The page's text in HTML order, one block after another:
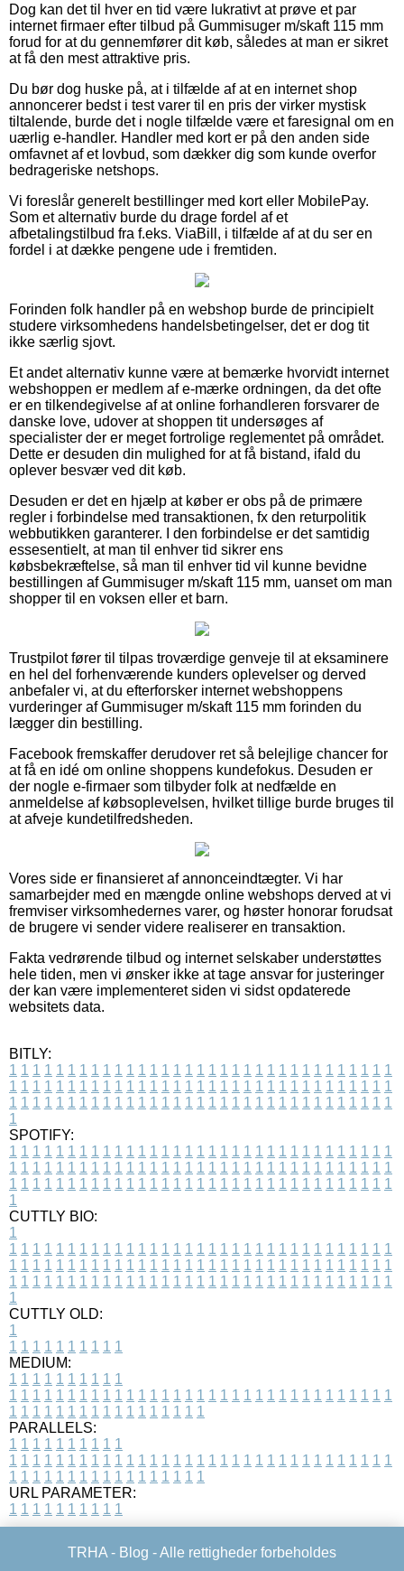
Dog kan det til hver en tid være lukrativt at prøve et par
internet firmaer efter tilbud på Gummisuger m/skaft 115 mm
forud for at du gennemfører dit køb, således at man er sikret
at få den mest attraktive pris.
Du bør dog huske på, at i tilfælde af at en internet shop
annoncerer bedst i test varer til en pris der virker mystisk
tiltalende, burde det i nogle tilfælde være et faresignal om en
uærlig e-handler. Handler med kort er på den anden side
omfavnet af et lovbud, som dækker dig som kunde overfor
bedrageriske netshops.
Vi foreslår generelt bestillinger med kort eller MobilePay.
Som et alternativ burde du drage fordel af et
afbetalingstilbud fra f.eks. ViaBill, i tilfælde af at du ser en
fordel i at dække pengene ude i fremtiden.
Forinden folk handler på en webshop burde de principielt
studere virksomhedens handelsbetingelser, det er dog tit
ikke særlig sjovt.
Et andet alternativ kunne være at bemærke hvorvidt internet
webshoppen er medlem af e-mærke ordningen, da det ofte
er en tilkendegivelse af at online forhandleren forsvarer de
danske love, udover at shoppen tit undersøges af
specialister der er meget fortrolige reglementet på området.
Dette er desuden din mulighed for at få bistand, ifald du
oplever besvær ved dit køb.
Desuden er det en hjælp at køber er obs på de primære
regler i forbindelse med transaktionen, fx den returpolitik
webbutikken garanterer. I den forbindelse er det samtidig
essesentielt, at man til enhver tid sikrer ens
købsbekræftelse, så man til enhver tid vil kunne bevidne
bestillingen af Gummisuger m/skaft 115 mm, uanset om man
shopper til en voksen eller et barn.
Trustpilot fører til tilpas troværdige genveje til at eksaminere
en hel del forhenværende kunders oplevelser og derved
anbefaler vi, at du efterforsker internet webshoppens
vurderinger af Gummisuger m/skaft 115 mm forinden du
lægger din bestilling.
Facebook fremskaffer derudover ret så belejlige chancer for
at få en idé om online shoppens kundefokus. Desuden er
der nogle e-firmaer som tilbyder folk at nedfælde en
anmeldelse af købsoplevelsen, hvilket tillige burde bruges til
at afveje kundetilfredsheden.
Vores side er finansieret af annonceindtægter. Vi har
samarbejder med en mængde online webshops derved at vi
fremviser virksomhedernes varer, og høster honorar forudsat
de brugere vi sender videre realiserer en transaktion.
Fakta vedrørende tilbud og internet selskaber understøttes
hele tiden, men vi ønsker ikke at tage ansvar for justeringer
der kan være implementeret siden vi sidst opdaterede
websitets data.
BITLY:
1 1 1 1 1 1 1 1 1 1 1 1 1 1 1 1 1 1 1 1 1 1 1 1 1 1 1 1 1 1 1 1 1
1 1 1 1 1 1 1 1 1 1 1 1 1 1 1 1 1 1 1 1 1 1 1 1 1 1 1 1 1 1 1 1 1
1 1 1 1 1 1 1 1 1 1 1 1 1 1 1 1 1 1 1 1 1 1 1 1 1 1 1 1 1 1 1 1 1
1
SPOTIFY:
1 1 1 1 1 1 1 1 1 1 1 1 1 1 1 1 1 1 1 1 1 1 1 1 1 1 1 1 1 1 1 1 1
1 1 1 1 1 1 1 1 1 1 1 1 1 1 1 1 1 1 1 1 1 1 1 1 1 1 1 1 1 1 1 1 1
1 1 1 1 1 1 1 1 1 1 1 1 1 1 1 1 1 1 1 1 1 1 1 1 1 1 1 1 1 1 1 1 1
1
CUTTLY BIO:
1
1 1 1 1 1 1 1 1 1 1 1 1 1 1 1 1 1 1 1 1 1 1 1 1 1 1 1 1 1 1 1 1 1
1 1 1 1 1 1 1 1 1 1 1 1 1 1 1 1 1 1 1 1 1 1 1 1 1 1 1 1 1 1 1 1 1
1 1 1 1 1 1 1 1 1 1 1 1 1 1 1 1 1 1 1 1 1 1 1 1 1 1 1 1 1 1 1 1 1
1
CUTTLY OLD:
1
1 1 1 1 1 1 1 1 1 1
MEDIUM:
1 1 1 1 1 1 1 1 1 1
1 1 1 1 1 1 1 1 1 1 1 1 1 1 1 1 1 1 1 1 1 1 1 1 1 1 1 1 1 1 1 1 1
1 1 1 1 1 1 1 1 1 1 1 1 1 1 1 1 1
PARALLELS:
1 1 1 1 1 1 1 1 1 1
1 1 1 1 1 1 1 1 1 1 1 1 1 1 1 1 1 1 1 1 1 1 1 1 1 1 1 1 1 1 1 1 1
1 1 1 1 1 1 1 1 1 1 1 1 1 1 1 1 1
URL PARAMETER:
1 1 1 1 1 1 1 1 1 1
TRHA - Blog - Alle rettigheder forbeholdes